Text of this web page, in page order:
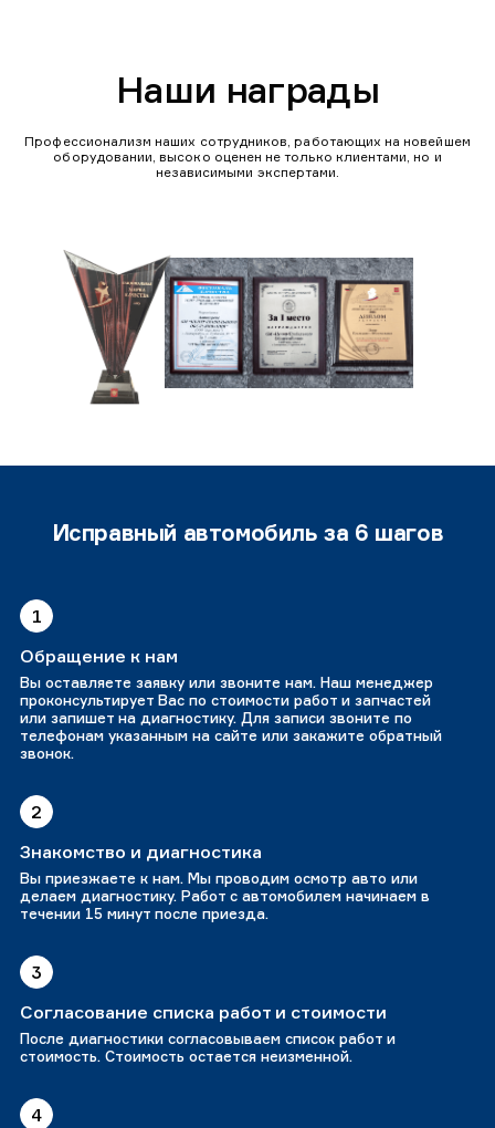
Наши награды
Профессионализм наших сотрудников, работающих на новейшем
оборудовании, высоко оценен не только клиентами, но и
независимыми экспертами.
Исправный автомобиль за 6 шагов
1
Обращение к нам
Вы оставляете заявку или звоните нам. Наш менеджер
проконсультирует Вас по стоимости работ и запчастей
или запишет на диагностику. Для записи звоните по
телефонам указанным на сайте или закажите обратный
звонок.
2
Знакомство и диагностика
Вы приезжаете к нам. Мы проводим осмотр авто или
делаем диагностику. Работ с автомобилем начинаем в
течении 15 минут после приезда.
3
Согласование списка работ и стоимости
После диагностики согласовываем список работ и
стоимость. Стоимость остается неизменной.
4